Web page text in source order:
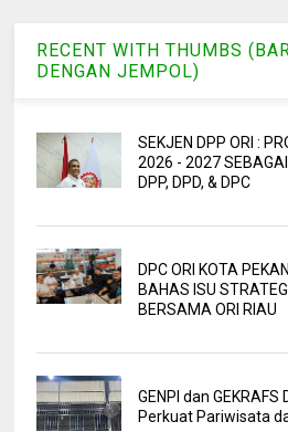
RECENT WITH THUMBS
DENGAN JEMPOL)
SEKJEN DPP ORI :
2026 - 2027
DPP, DPD, & DPC
DPC ORI KOTA
BAHAS ISU
BERSAMA ORI RIAU
GENPI dan
Perkuat Pariwisata